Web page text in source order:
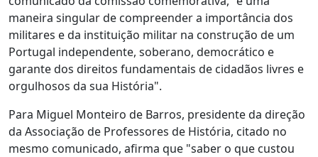
maneira singular de compreender a importância dos
militares e da instituição militar na construção de um
Portugal independente, soberano, democrático e
garante dos direitos fundamentais de cidadãos livres e
orgulhosos da sua História".
Para Miguel Monteiro de Barros, presidente da direção
da Associação de Professores de História, citado no
mesmo comunicado, afirma que "saber o que custou